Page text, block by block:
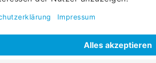
aus:
für die Grund- und Unterhaltsreinigung
ist dieses Produkt für die Anwendung als